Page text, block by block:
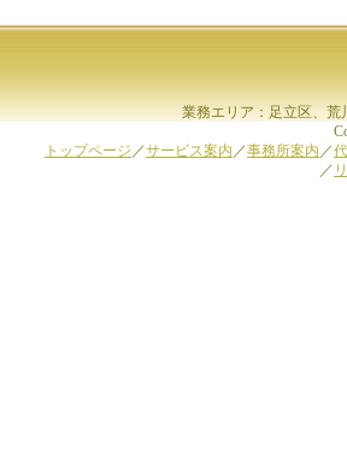
業務エリア：足立区、荒
トップページ ／サービス案内 ／事務所案内 ／
／